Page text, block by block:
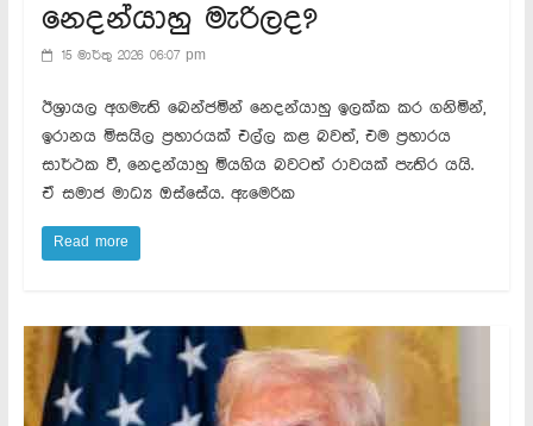
නෙදන්යාහු මැරිලද?
15 මාර්තු 2026 06:07 pm
ඊශ්‍රායල අගමැති බෙන්ජමින් නෙදන්යාහු ඉලක්ක කර ගනිමින්,
ඉරානය මිසයිල ප්‍රහාරයක් එල්ල කළ බවත්, එම ප්‍රහාරය
සාර්ථක වී, නෙදන්යාහු මියගිය බවටත් රාවයක් පැතිර යයි.
ඒ සමාජ මාධ්‍ය ඔස්සේය. ඇමෙරික
Read more